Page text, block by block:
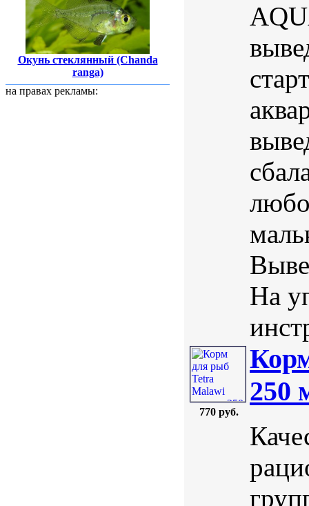
Окунь стеклянный (Chanda
ranga)
на правах рекламы:
На
770 руб.
250